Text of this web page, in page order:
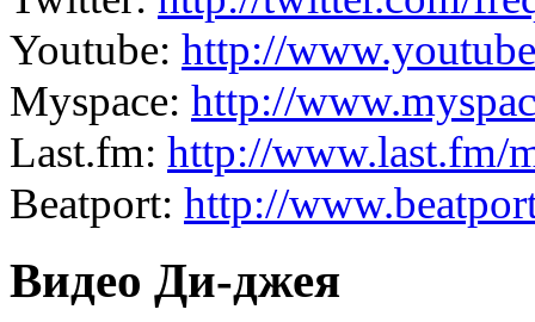
Youtube: http://
Myspace: http://
Last.fm: http://www.last.fm/
Beatport: http://
Видео Ди-джея